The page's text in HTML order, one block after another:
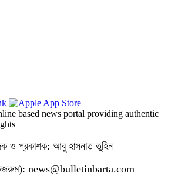
based news portal providing authentic
ও প্রকাশক: আবু হাসনাত তুহিন
news@bulletinbarta.com